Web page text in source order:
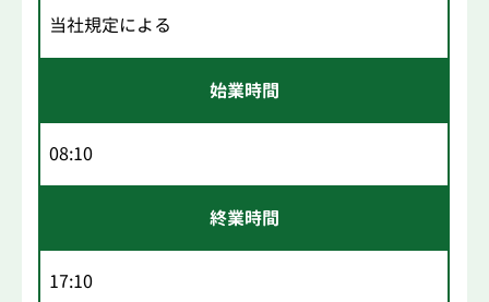
当社規定による
始業時間
08:10
終業時間
17:10